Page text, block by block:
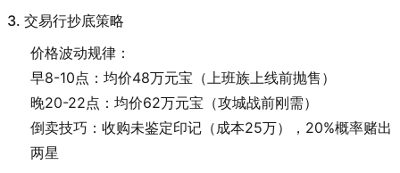
3. 交易行抄底策略
价格波动规律：
早8-10点：均价48万元宝（上班族上线前抛售）
晚20-22点：均价62万元宝（攻城战前刚需）
倒卖技巧：收购未鉴定印记（成本25万），20%概率赌出
两星